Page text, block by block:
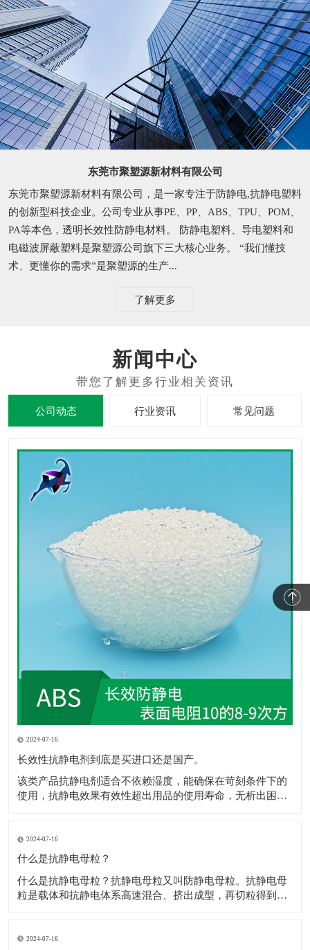
东莞市聚塑源新材料有限公司
东莞市聚塑源新材料有限公司，是一家专注于防静电,抗静电塑料
的创新型科技企业。公司专业从事PE、PP、ABS、TPU、POM、
PA等本色，透明长效性防静电材料。 防静电塑料、导电塑料和
电磁波屏蔽塑料是聚塑源公司旗下三大核心业务。 “我们懂技
术、更懂你的需求”是聚塑源的生产...
了解更多
新闻中心
公司动态 行业资讯 常见问题
2024-07-16
长效性抗静电剂到底是买进口还是国产。
该类产品抗静电剂​适合不依赖湿度，能确保在苛刻条件下的
使用，抗静电效果有效性超出用品的使用寿命，无析出困
和树脂较好的层筋状啮合结构，抗静电剂​极佳的极性配伍。
2.电荷通过网状通道，
2024-07-16
什么是抗静电母粒？
什么是抗静电母粒？抗静电母粒又叫防静电母粒。抗静电母
粒是载体和抗静电体系高速混合、挤出成型，再切粒得到
表面电阻为1012Ω以上，防静电包装材料要求表面电阻为
2024-07-16